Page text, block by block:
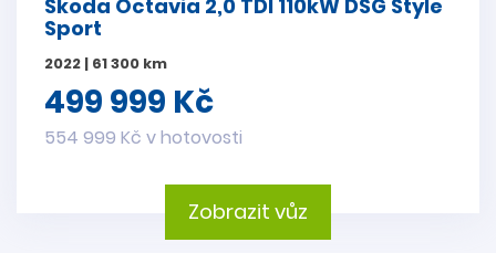
Škoda Octavia 2,0 TDI 110kW DSG Style
Sport
2022 | 61 300 km
499 999 Kč
554 999 Kč v hotovosti
Zobrazit vůz